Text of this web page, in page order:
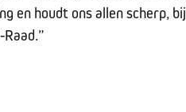
en houdt ons allen scherp,